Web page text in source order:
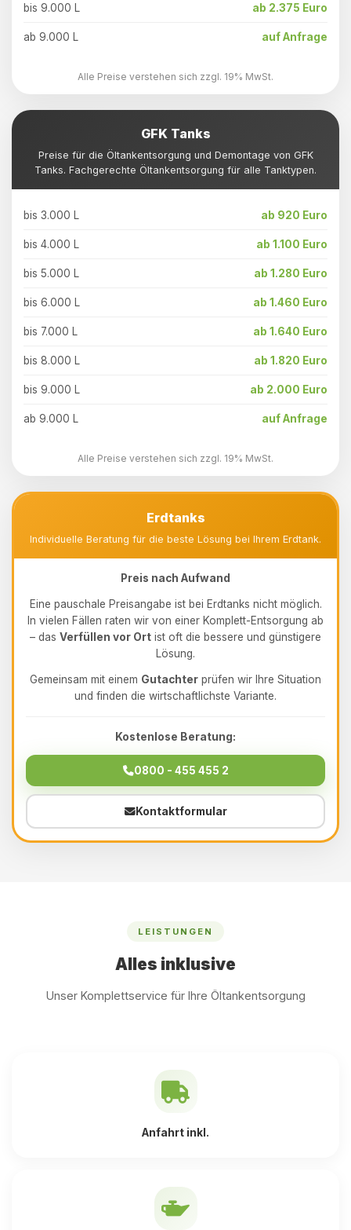
bis 9.000 L ab 2.375 Euro
ab 9.000 L auf Anfrage
Alle Preise verstehen sich zzgl. 19% MwSt.
GFK Tanks
Preise für die Öltankentsorgung und Demontage von GFK
Tanks. Fachgerechte Öltankentsorgung für alle Tanktypen.
bis 3.000 L ab 920 Euro
bis 4.000 L ab 1.100 Euro
bis 5.000 L ab 1.280 Euro
bis 6.000 L ab 1.460 Euro
bis 7.000 L ab 1.640 Euro
bis 8.000 L ab 1.820 Euro
bis 9.000 L ab 2.000 Euro
ab 9.000 L auf Anfrage
Alle Preise verstehen sich zzgl. 19% MwSt.
Erdtanks
Individuelle Beratung für die beste Lösung bei Ihrem Erdtank.
Preis nach Aufwand
Eine pauschale Preisangabe ist bei Erdtanks nicht möglich.
In vielen Fällen raten wir von einer Komplett-Entsorgung ab
– das Verfüllen vor Ort ist oft die bessere und günstigere
Lösung.
Gemeinsam mit einem Gutachter prüfen wir Ihre Situation
und finden die wirtschaftlichste Variante.
Kostenlose Beratung:
0800 - 455 455 2
Kontaktformular
LEISTUNGEN
Alles inklusive
Unser Komplettservice für Ihre Öltankentsorgung
Anfahrt inkl.